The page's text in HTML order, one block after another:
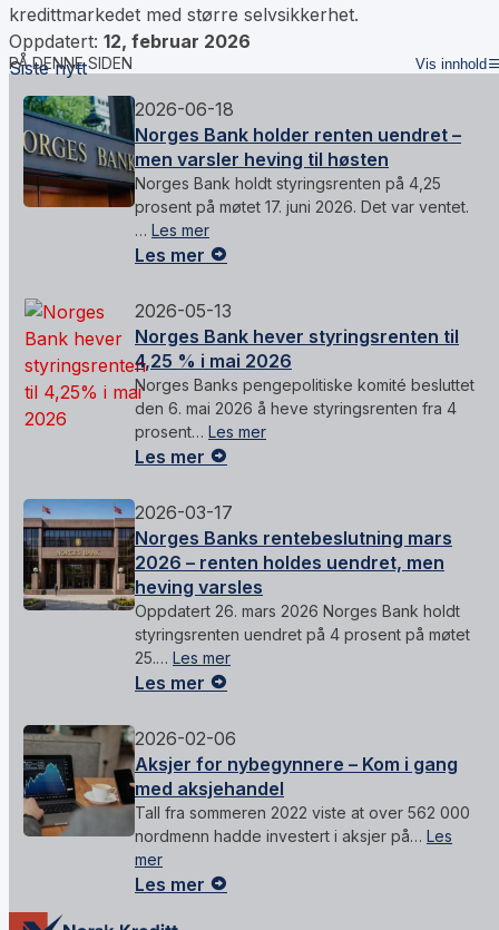
kredittmarkedet med større selvsikkerhet.
Oppdatert: 12, februar 2026
PÅ DENNE SIDEN Vis innhold
Siste nytt
2026-06-18
Norges Bank holder renten uendret –
men varsler heving til høsten
Norges Bank holdt styringsrenten på 4,25
prosent på møtet 17. juni 2026. Det var ventet.
… Les mer
Les mer
2026-05-13
Norges Bank hever styringsrenten til
4,25 % i mai 2026
Norges Banks pengepolitiske komité besluttet
den 6. mai 2026 å heve styringsrenten fra 4
prosent… Les mer
Les mer
2026-03-17
Norges Banks rentebeslutning mars
2026 – renten holdes uendret, men
heving varsles
Oppdatert 26. mars 2026 Norges Bank holdt
styringsrenten uendret på 4 prosent på møtet
25.… Les mer
Les mer
2026-02-06
Aksjer for nybegynnere – Kom i gang
med aksjehandel
Tall fra sommeren 2022 viste at over 562 000
nordmenn hadde investert i aksjer på… Les
mer
Les mer